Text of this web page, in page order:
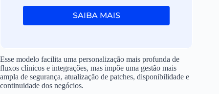
SAIBA MAIS
Esse modelo facilita uma personalização mais profunda de
fluxos clínicos e integrações, mas impõe uma gestão mais
ampla de segurança, atualização de patches, disponibilidade e
continuidade dos negócios.